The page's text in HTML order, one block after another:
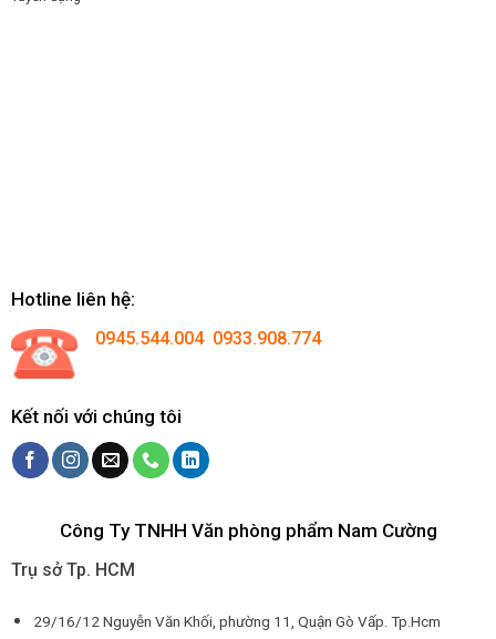
Hotline liên hệ:
0945.544.004 0933.908.774
Kết nối với chúng tôi
Công Ty TNHH Văn phòng phẩm Nam Cường
Trụ sở Tp. HCM
29/16/12 Nguyễn Văn Khối, phường 11, Quận Gò Vấp. Tp.Hcm